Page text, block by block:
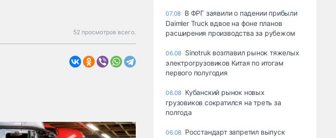
52 просмотров всего.
07.08 В ФРГ заявили о падении прибыли
Daimler Truck вдвое на фоне планов
расширения производства за рубежом
06.08 Sinotruk возглавил рынок тяжелых
электрогрузовиков Китая по итогам
первого полугодия
06.08 Кубанский рынок новых
грузовиков сократился на треть за
полгода
06.08 Росстандарт запретил выпуск